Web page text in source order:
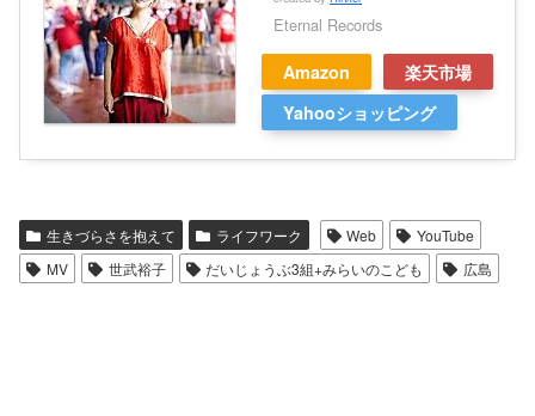
Eternal Records
Amazon
楽天市場
Yahooショッピング
生きづらさを抱えて ライフワーク Web
YouTube
MV
世武裕子 だいじょうぶ3組+みらいのこども 広島